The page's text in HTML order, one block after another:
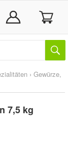
› Gewürze,
7,5 kg